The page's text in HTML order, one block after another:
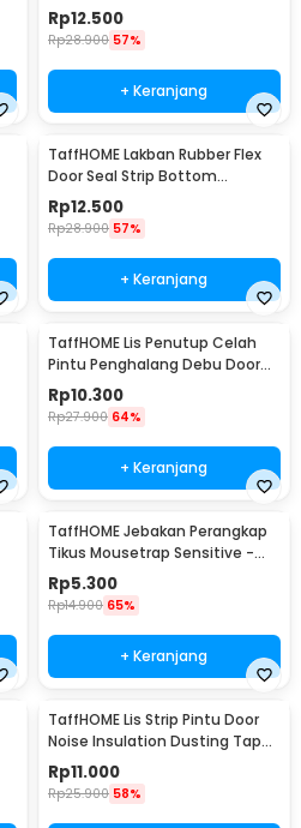
1 Roll (50 Helai) - MB104P
Rp12.500
Rp28.900 57%
+ Keranjang
TaffHOME Lakban Rubber Flex
Door Seal Strip Bottom
Waterproof 35mmx5M - TP39
Rp12.500
Rp28.900 57%
+ Keranjang
TaffHOME Lis Penutup Celah
Pintu Penghalang Debu Door
Bottom Seal 1M - LQ7
Rp10.300
Rp27.900 64%
+ Keranjang
TaffHOME Jebakan Perangkap
Tikus Mousetrap Sensitive -
ZL-2021
Rp5.300
Rp14.900 65%
+ Keranjang
TaffHOME Lis Strip Pintu Door
Noise Insulation Dusting Tape
5Mx9mmx9mm - KK-061
Rp11.000
Rp25.900 58%